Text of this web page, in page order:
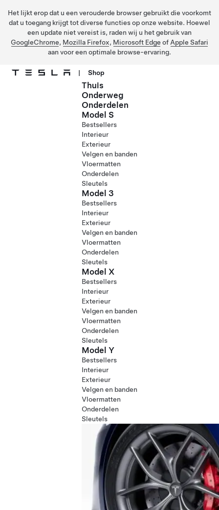
Het lijkt erop dat u een verouderde browser gebruikt die voorkomt
dat u toegang krijgt tot diverse functies op onze website. Hoewel
een update niet vereist is, raden wij u het gebruik van
GoogleChrome, Mozilla Firefox, Microsoft Edge of Apple Safari
aan voor een optimale browse-ervaring.
| Shop
Thuis
Onderweg
Onderdelen
Model S
Bestsellers
Interieur
Exterieur
Velgen en banden
Vloermatten
Onderdelen
Sleutels
Model 3
Bestsellers
Interieur
Exterieur
Velgen en banden
Vloermatten
Onderdelen
Sleutels
Model X
Bestsellers
Interieur
Exterieur
Velgen en banden
Vloermatten
Onderdelen
Sleutels
Model Y
Bestsellers
Interieur
Exterieur
Velgen en banden
Vloermatten
Onderdelen
Sleutels